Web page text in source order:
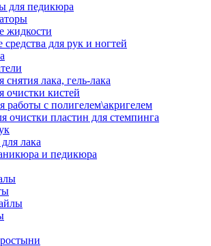
для педикюра
жидкости
для рук и ногтей
снятия лака, гель-лака
очистки кистей
работы с полигелем\акригелем
очистки пластин для стемпинга
лака
и педикюра